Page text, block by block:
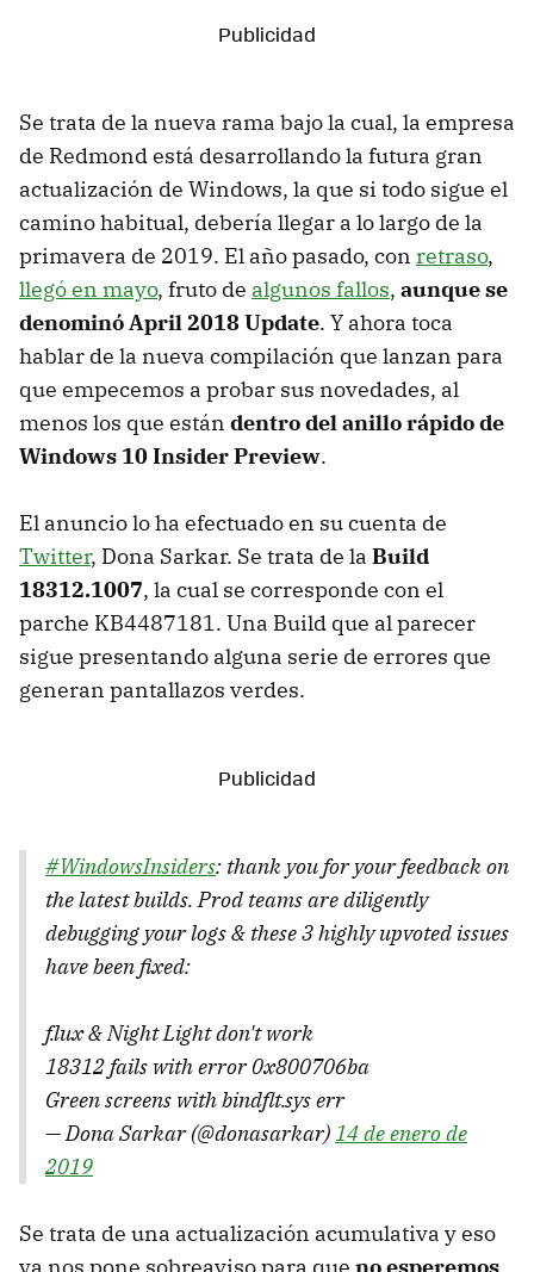
Se trata de la nueva rama bajo la cual, la empresa
de Redmond está desarrollando la futura gran
actualización de Windows, la que si todo sigue el
camino habitual, debería llegar a lo largo de la
primavera de 2019. El año pasado, con retraso,
llegó en mayo, fruto de algunos fallos, aunque se
denominó April 2018 Update. Y ahora toca
hablar de la nueva compilación que lanzan para
que empecemos a probar sus novedades, al
menos los que están dentro del anillo rápido de
Windows 10 Insider Preview.
El anuncio lo ha efectuado en su cuenta de
Twitter, Dona Sarkar. Se trata de la Build
18312.1007, la cual se corresponde con el
parche KB4487181. Una Build que al parecer
sigue presentando alguna serie de errores que
generan pantallazos verdes.
#WindowsInsiders: thank you for your feedback on
the latest builds. Prod teams are diligently
debugging your logs & these 3 highly upvoted issues
have been fixed:
f.lux & Night Light don't work
18312 fails with error 0x800706ba
Green screens with bindflt.sys err
— Dona Sarkar (@donasarkar)14 de enero de
2019
Se trata de una actualización acumulativa y eso
ya nos pone sobreaviso para que no esperemos